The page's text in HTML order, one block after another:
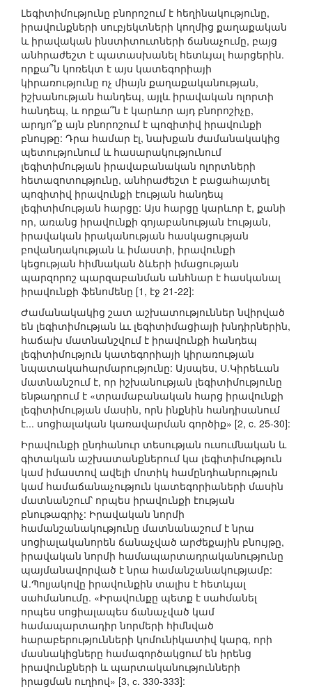
Լեգիտիմությունը բնորոշում է հեղինակությունը,
իրավունքների սուբյեկտների կողմից քաղաքական
և իրավական ինստիտուտների ճանաչումը, բայց
անհրաժեշտ է պատասխանել հետևյալ հարցերին.
որքա՞ն կոռեկտ է այս կատեգորիայի
կիրառությունը ոչ միայն քաղաքականության,
իշխանության հանդեպ, այլև իրավական ոլորտի
հանդեպ, և որքա՞ն է կարևոր այդ բնորոշիչը,
արդյո՞ք այն բնորոշում է պոզիտիվ իրավունքի
բնույթը: Դրա համար էլ, նախքան ժամանակակից
պետությունում և հասարակությունում
լեգիտիմության իրավաբանական ոլորտների
հետազոտությունը, անհրաժեշտ է բացահայտել
պոզիտիվ իրավունքի էության հանդեպ
լեգիտիմության հարցը: Այս հարցը կարևոր է, քանի
որ, առանց իրավունքի գոյաբանության էության,
իրավական իրականության հասկացության
բովանդակության և իմաստի, իրավունքի
կեցության հիմնական ձևերի իմացության
պարզորոշ պարզաբանման անհնար է հասկանալ
իրավունքի ֆենոմենը [1, էջ 21-22]:
Ժամանակակից շատ աշխատություններ նվիրված
են լեգիտիմության ևւ լեգիտիմացիայի խնդիրներին,
հաճախ մատնանշվում է իրավունքի հանդեպ
լեգիտիմություն կատեգորիայի կիրառության
նպատակահարմարությունը: Այսպես, Ս.Կիրեևան
մատնանշում է, որ իշխանության լեգիտիմությունը
ենթադրում է «տրամաբանական հարց իրավունքի
լեգիտիմության մասին, որն ինքնին հանդիսանում
է... սոցիալական կառավարման գործիք» [2, c. 25-30]:
Իրավունքի ընդհանուր տեսության ուսումնական և
գիտական աշխատանքներում կա լեգիտիմություն
կամ իմաստով ավելի մոտիկ համընդհանրություն
կամ համաճանաչություն կատեգորիաների մասին
մատնանշում՝ որպես իրավունքի էության
բնութագրիչ: Իրավական նորմի
համանշանակությունը մատնանաշում է նրա
սոցիալականորեն ճանաչված արժեքային բնույթը,
իրավական նորմի համապարտադրականությունը
պայմանավորված է նրա համանշանակությամբ:
Ա.Պոլյակովը իրավունքին տալիս է հետևյալ
սահմանումը. «Իրավունքը պետք է սահմանել
որպես սոցիալապես ճանաչված կամ
համապարտադիր նորմերի հիմնված
հարաբերությունների կոմունիկատիվ կարգ, որի
մասնակիցները համագործակցում են իրենց
իրավունքների և պարտականությունների
իրացման ուղիով» [3, с. 330-333]: